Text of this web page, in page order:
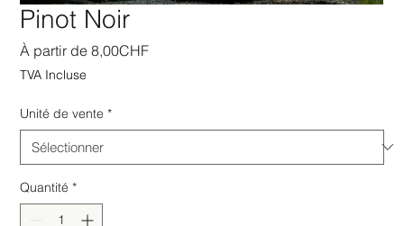
Pinot Noir
À partir de8,00CHFPrix
TVA Incluse
Unité de vente *
Quantité *